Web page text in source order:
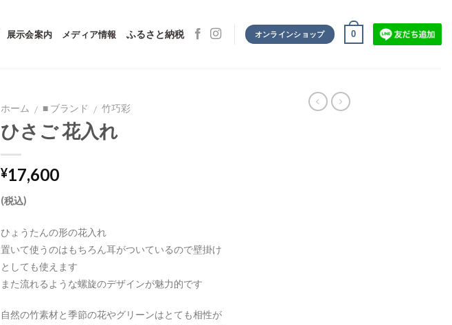
展示会案内 メディア情報 ふるさと納税 オンラインショップ 0
ホーム / ■ ブランド / 竹巧彩
ひさご 花入れ
¥17,600
(税込)
ひょうたんの形の花入れ
置いて使うのはもちろん耳がついているので壁掛け
としても使えます
また流れるような螺旋のデザインが魅力的です
自然の竹素材と季節の花やグリーンはとても相性が